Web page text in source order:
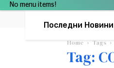
No menu items!
Последни Новини
Home Tags
Tag: